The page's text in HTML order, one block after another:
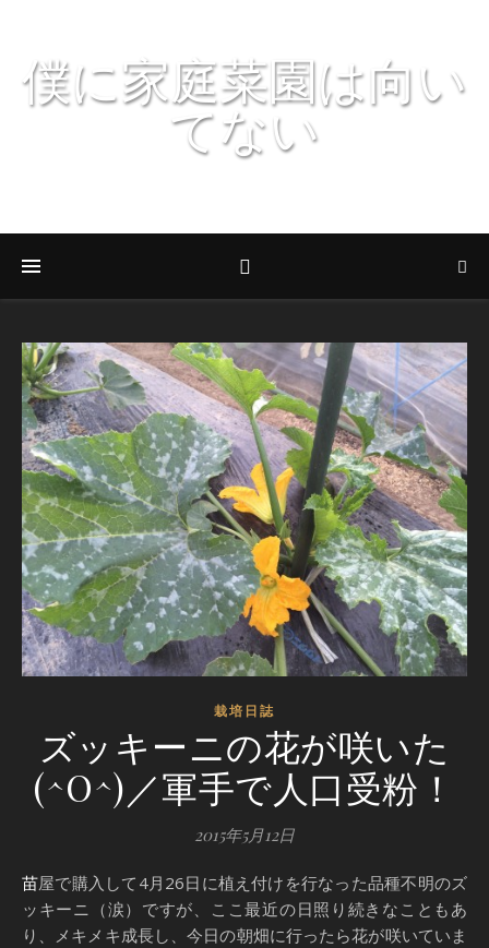
僕に家庭菜園は向い
てない
栽培日誌
ズッキーニの花が咲いた
(^O^)／軍手で人口受粉！
2015年5月12日
苗屋で購入して4月26日に植え付けを行なった品種不明のズ
ッキーニ（涙）ですが、ここ最近の日照り続きなこともあ
り、メキメキ成長し、今日の朝畑に行ったら花が咲いていま